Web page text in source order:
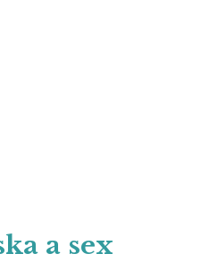
a sex